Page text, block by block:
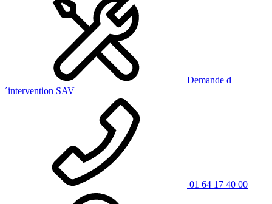
Demande d
´intervention SAV
01 64 17 40 00